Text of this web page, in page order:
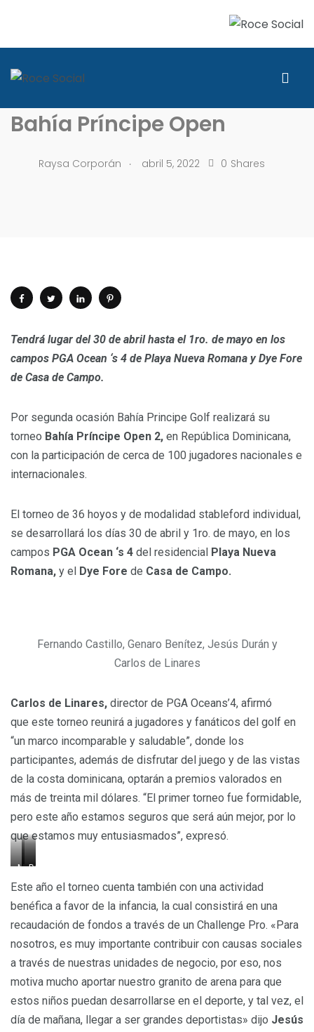
PASIÓN POR EL GOLF
Bahía Príncipe Open
Raysa Corporán . abril 5, 2022 Shares
0
Tendrá lugar del 30 de abril hasta el 1ro. de mayo en los
campos PGA Ocean ‘s 4 de Playa Nueva Romana y Dye Fore
de Casa de Campo.
Por segunda ocasión Bahía Principe Golf realizará su
torneo Bahía Príncipe Open 2, en República Dominicana,
con la participación de cerca de 100 jugadores nacionales e
internacionales.
El torneo de 36 hoyos y de modalidad stableford individual,
se desarrollará los días 30 de abril y 1ro. de mayo, en los
campos PGA Ocean ‘s 4 del residencial Playa Nueva
Romana, y el Dye Fore de Casa de Campo.
Fernando Castillo, Genaro Benítez, Jesús Durán y
Carlos de Linares
Carlos de Linares, director de PGA Oceans’4, afirmó
que este torneo reunirá a jugadores y fanáticos del golf en
“un marco incomparable y saludable”, donde los
participantes, además de disfrutar del juego y de las vistas
de la costa dominicana, optarán a premios valorados en
más de treinta mil dólares. “El primer torneo fue formidable,
pero este año estamos seguros que será aún mejor, por lo
que estamos muy entusiasmados”, expresó.
Manuel
Rodríguez
Alejandra
Sánchez
Franchesca
Páez
Santana
David
García
Ivanova
Vargas
Este año el torneo cuenta también con una actividad
benéfica a favor de la infancia, la cual consistirá en una
recaudación de fondos a través de un Challenge Pro. «Para
nosotros, es muy importante contribuir con causas sociales
a través de nuestras unidades de negocio, por eso, nos
motiva mucho aportar nuestro granito de arena para que
estos niños puedan desarrollarse en el deporte, y tal vez, el
día de mañana, llegar a ser grandes deportistas» dijo Jesús